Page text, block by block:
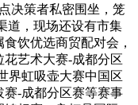
决策者私密围坐，笼
道，现场还设有市集
饮优选商贸配对会，
艺术大赛-成都分区
界虹吸壶大赛中国区
赛-成都分区赛等赛事